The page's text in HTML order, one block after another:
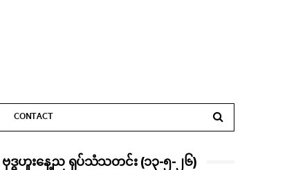
CONTACT
ဗုဒ္ဓဟူးနေ့ည ရုပ်သံသတင်း (၁၃-၅-၂၆)